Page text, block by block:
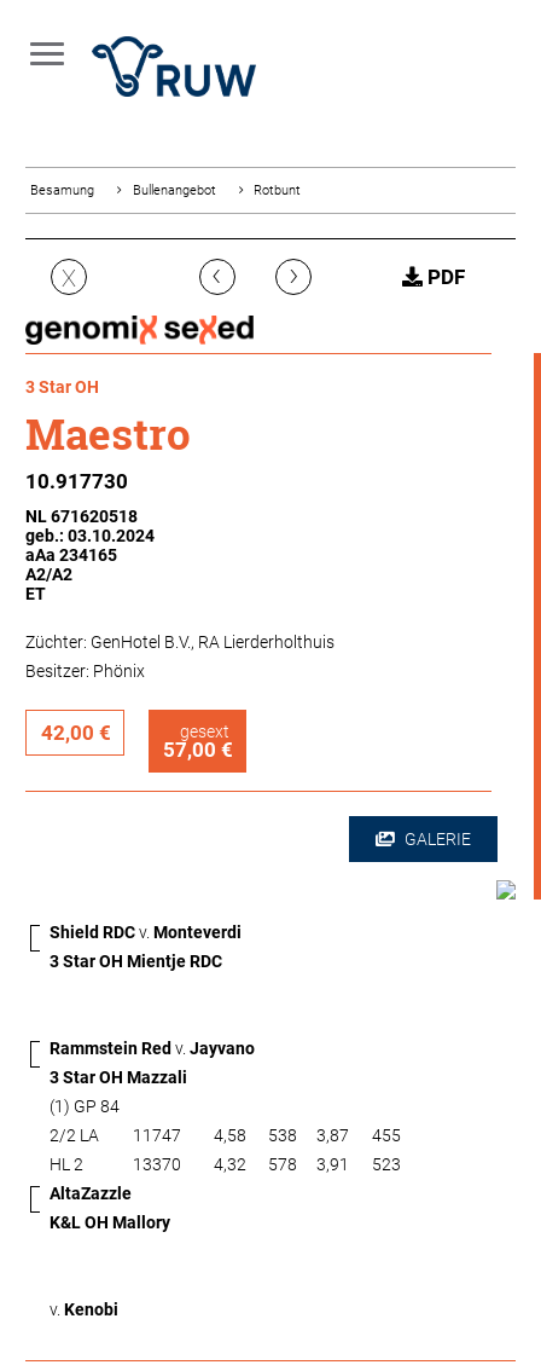
Besamung Bullenangebot Rotbunt
X ‹ › PDF
3 Star OH
Maestro
10.917730
NL 671620518
geb.: 03.10.2024
aAa 234165
A2/A2
ET
Züchter: GenHotel B.V., RA Lierderholthuis
Besitzer: Phönix
42,00 € gesext
57,00 €
GALERIE
Shield RDCv. Monteverdi
3 Star OH Mientje RDC
Rammstein Red v. Jayvano
3 Star OH Mazzali
(1) GP 84
2/2 LA
11747 4,58 538 3,87
455
HL 2
13370 4,32 578 3,91
523
AltaZazzle
K&L OH Mallory
v. Kenobi